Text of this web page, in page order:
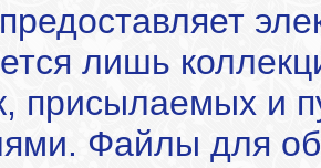
лишь
присылаемых и
Файлы для